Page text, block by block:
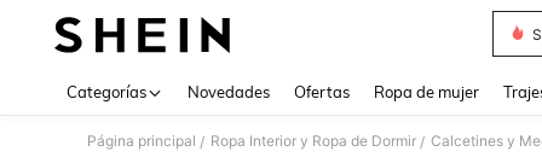
Categorías Novedades Ofertas Ropa de mujer
Página principal / Ropa Interior y Ropa de Dormir / Calcetines y